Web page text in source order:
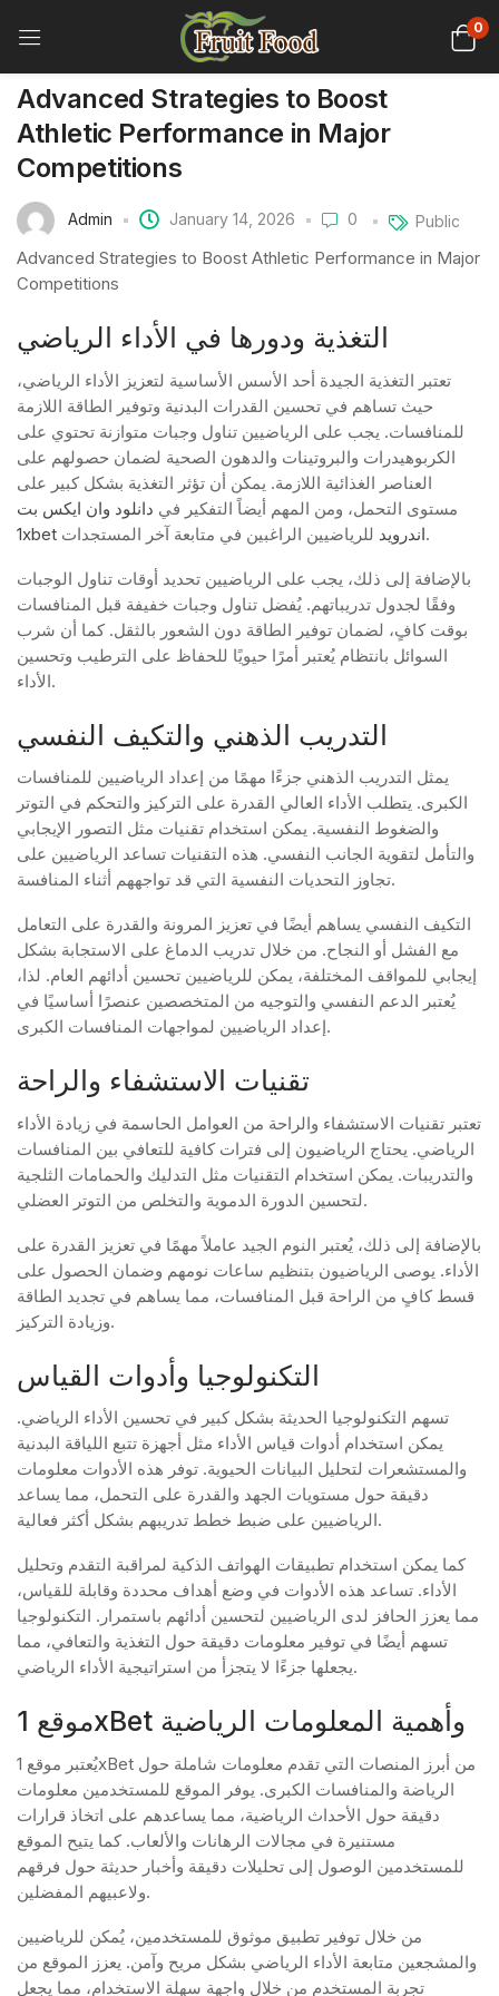
0
Advanced Strategies to Boost
Athletic Performance in Major
Competitions
Admin January 14, 2026 0 Public
Advanced Strategies to Boost Athletic Performance in Major
Competitions
التغذية ودورها في الأداء الرياضي
تعتبر التغذية الجيدة أحد الأسس الأساسية لتعزيز الأداء الرياضي،
حيث تساهم في تحسين القدرات البدنية وتوفير الطاقة اللازمة
للمنافسات. يجب على الرياضيين تناول وجبات متوازنة تحتوي على
الكربوهيدرات والبروتينات والدهون الصحية لضمان حصولهم على
العناصر الغذائية اللازمة. يمكن أن تؤثر التغذية بشكل كبير على
مستوى التحمل، ومن المهم أيضاً التفكير في دانلود وان ایکس بت
1xbet اندرویدللرياضيين الراغبين في متابعة آخر المستجدات.
بالإضافة إلى ذلك، يجب على الرياضيين تحديد أوقات تناول الوجبات
وفقًا لجدول تدريباتهم. يُفضل تناول وجبات خفيفة قبل المنافسات
بوقت كافٍ، لضمان توفير الطاقة دون الشعور بالثقل. كما أن شرب
السوائل بانتظام يُعتبر أمرًا حيويًا للحفاظ على الترطيب وتحسين
الأداء.
التدريب الذهني والتكيف النفسي
يمثل التدريب الذهني جزءًا مهمًا من إعداد الرياضيين للمنافسات
الكبرى. يتطلب الأداء العالي القدرة على التركيز والتحكم في التوتر
والضغوط النفسية. يمكن استخدام تقنيات مثل التصور الإيجابي
والتأمل لتقوية الجانب النفسي. هذه التقنيات تساعد الرياضيين على
تجاوز التحديات النفسية التي قد تواجههم أثناء المنافسة.
التكيف النفسي يساهم أيضًا في تعزيز المرونة والقدرة على التعامل
مع الفشل أو النجاح. من خلال تدريب الدماغ على الاستجابة بشكل
إيجابي للمواقف المختلفة، يمكن للرياضيين تحسين أدائهم العام. لذا،
يُعتبر الدعم النفسي والتوجيه من المتخصصين عنصرًا أساسيًا في
إعداد الرياضيين لمواجهات المنافسات الكبرى.
تقنيات الاستشفاء والراحة
تعتبر تقنيات الاستشفاء والراحة من العوامل الحاسمة في زيادة الأداء
الرياضي. يحتاج الرياضيون إلى فترات كافية للتعافي بين المنافسات
والتدريبات. يمكن استخدام التقنيات مثل التدليك والحمامات الثلجية
لتحسين الدورة الدموية والتخلص من التوتر العضلي.
بالإضافة إلى ذلك، يُعتبر النوم الجيد عاملاً مهمًا في تعزيز القدرة على
الأداء. يوصى الرياضيون بتنظيم ساعات نومهم وضمان الحصول على
قسط كافٍ من الراحة قبل المنافسات، مما يساهم في تجديد الطاقة
وزيادة التركيز.
التكنولوجيا وأدوات القياس
تسهم التكنولوجيا الحديثة بشكل كبير في تحسين الأداء الرياضي.
يمكن استخدام أدوات قياس الأداء مثل أجهزة تتبع اللياقة البدنية
والمستشعرات لتحليل البيانات الحيوية. توفر هذه الأدوات معلومات
دقيقة حول مستويات الجهد والقدرة على التحمل، مما يساعد
الرياضيين على ضبط خطط تدريبهم بشكل أكثر فعالية.
كما يمكن استخدام تطبيقات الهواتف الذكية لمراقبة التقدم وتحليل
الأداء. تساعد هذه الأدوات في وضع أهداف محددة وقابلة للقياس،
مما يعزز الحافز لدى الرياضيين لتحسين أدائهم باستمرار. التكنولوجيا
تسهم أيضًا في توفير معلومات دقيقة حول التغذية والتعافي، مما
يجعلها جزءًا لا يتجزأ من استراتيجية الأداء الرياضي.
موقع 1xBet وأهمية المعلومات الرياضية
يُعتبر موقع 1xBet من أبرز المنصات التي تقدم معلومات شاملة حول
الرياضة والمنافسات الكبرى. يوفر الموقع للمستخدمين معلومات
دقيقة حول الأحداث الرياضية، مما يساعدهم على اتخاذ قرارات
مستنيرة في مجالات الرهانات والألعاب. كما يتيح الموقع
للمستخدمين الوصول إلى تحليلات دقيقة وأخبار حديثة حول فرقهم
ولاعبيهم المفضلين.
من خلال توفير تطبيق موثوق للمستخدمين، يُمكن للرياضيين
والمشجعين متابعة الأداء الرياضي بشكل مريح وآمن. يعزز الموقع من
تجربة المستخدم من خلال واجهة سهلة الاستخدام، مما يجعل